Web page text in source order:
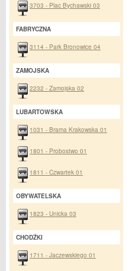
3703 - Plac Bychawski 03
FABRYCZNA
3114 - Park Bronowice 04
ZAMOJSKA
2232 - Zamojska 02
LUBARTOWSKA
1031 - Brama Krakowska 01
1801 - Probostwo 01
1811 - Czwartek 01
OBYWATELSKA
1823 - Unicka 03
CHODŹKI
1711 - Jaczewskiego 01